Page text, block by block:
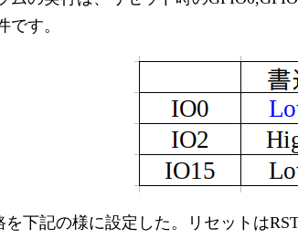
です。
を下記の様に設定した。リセットは